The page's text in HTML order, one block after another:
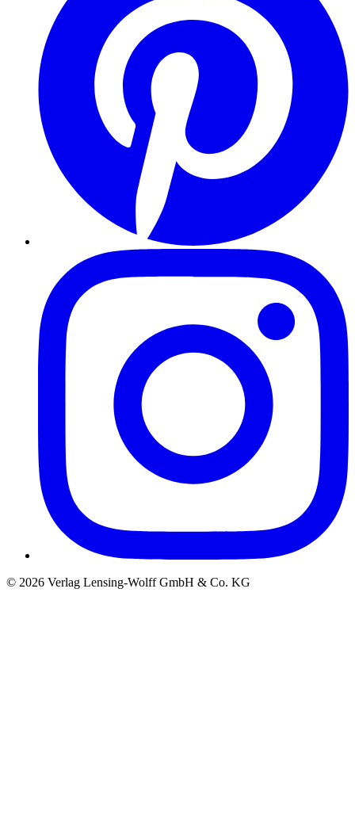
© 2026 Verlag Lensing-Wolff GmbH & Co. KG